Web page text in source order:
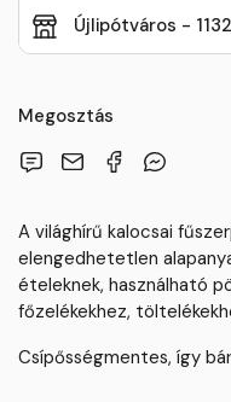
Újlipótváros -
Megosztás
A világhírű kalocsai
elengedhetetlen
ételeknek, használható
főzelékekhez,
Csípősségmentes, így